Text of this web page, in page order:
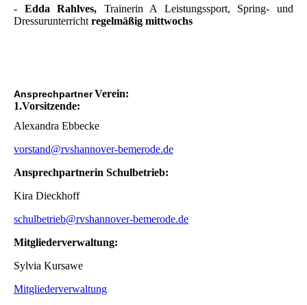
- Edda Rahlves, Trainerin A Leistungssport, Spring- und
Dressurunterricht regelmäßig mittwochs
AnsprechpartnerVerein:
1.Vorsitzende:
Alexandra Ebbecke
vorstand@rvshannover-bemerode.de
Ansprechpartnerin Schulbetrieb:
Kira Dieckhoff
schulbetrieb@rvshannover-bemerode.de
Mitgliederverwaltung:
Sylvia Kursawe
Mitgliederverwaltung